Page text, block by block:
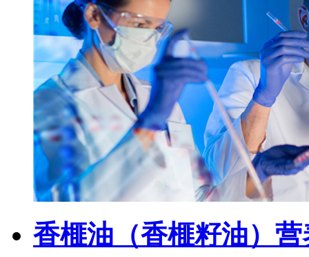
香榧油（香榧籽油）